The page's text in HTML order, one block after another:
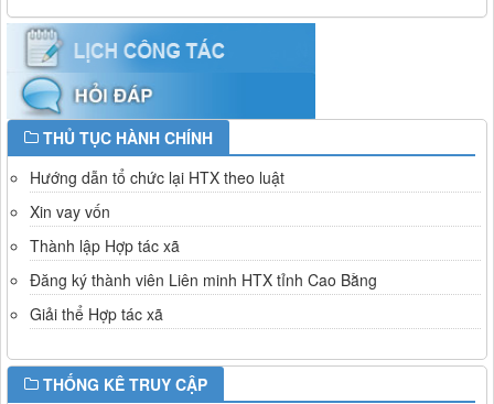
THỦ TỤC HÀNH CHÍNH
Hướng dẫn tổ chức lại HTX theo luật
Xin vay vốn
Thành lập Hợp tác xã
Đăng ký thành viên Liên minh HTX tỉnh Cao Bằng
Giải thể Hợp tác xã
THỐNG KÊ TRUY CẬP